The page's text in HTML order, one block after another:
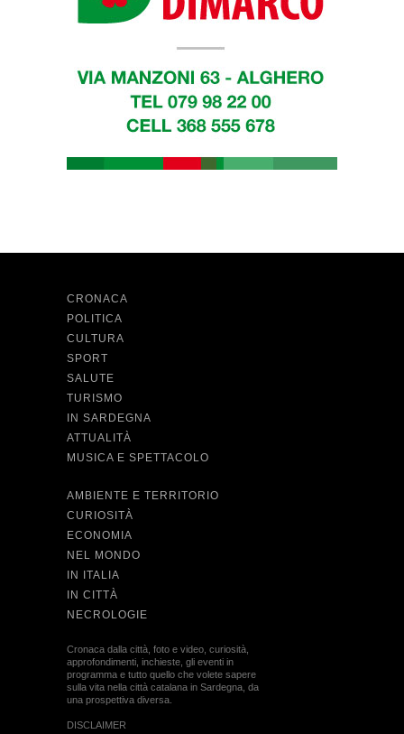
CRONACA
POLITICA
CULTURA
SPORT
SALUTE
TURISMO
IN SARDEGNA
ATTUALITÀ
MUSICA E SPETTACOLO
AMBIENTE E TERRITORIO
CURIOSITÀ
ECONOMIA
NEL MONDO
IN ITALIA
IN CITTÀ
NECROLOGIE
Cronaca dalla città, foto e video, curiosità,
approfondimenti, inchieste, gli eventi in
programma e tutto quello che volete sapere
sulla vita nella città catalana in Sardegna, da
una prospettiva diversa.
DISCLAIMER